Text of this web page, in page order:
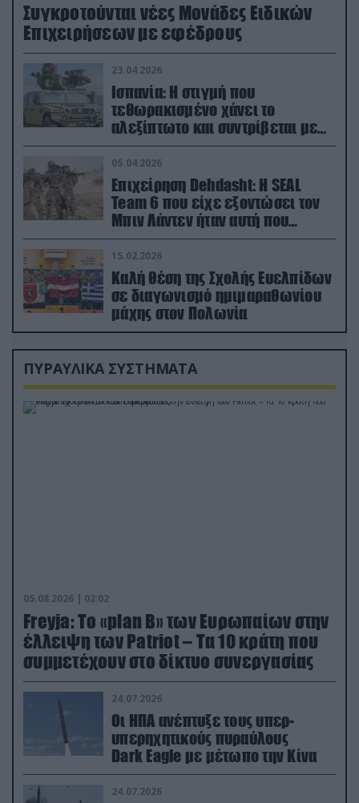
Συγκροτούνται νέες Μονάδες Ειδικών
Επιχειρήσεων με εφέδρους
23.04.2026
Ισπανία: Η στιγμή που
τεθωρακισμένο χάνει το
αλεξίπτωτο και συντρίβεται με
ορμή στο έδαφος (βίντεο)
05.04.2026
Επιχείρηση Dehdasht: Η SEAL
Team 6 που είχε εξοντώσει τον
Μπιν Λάντεν ήταν αυτή που
διέσωσε τον πιλότο του F-15
15.02.2026
Καλή θέση της Σχολής Ευελπίδων
σε διαγωνισμό ημιμαραθωνίου
μάχης στον Πολωνία
ΠΥΡΑΥΛΙΚΑ ΣΥΣΤΗΜΑΤΑ
05.08.2026 | 02:02
Freyja: Το «plan Β» των Ευρωπαίων στην
έλλειψη των Patriot – Τα 10 κράτη που
συμμετέχουν στο δίκτυο συνεργασίας
24.07.2026
Οι ΗΠΑ ανέπτυξε τους υπερ-
υπερηχητικούς πυραύλους
Dark Eagle με μέτωπο την Κίνα
24.07.2026